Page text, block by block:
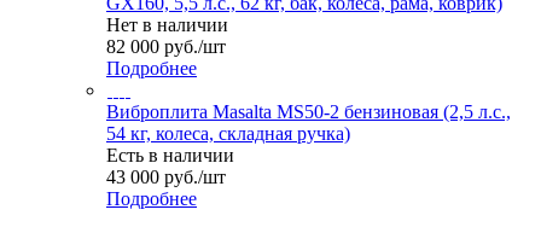
Нет в наличии
82 000 руб./шт
Подробнее
Виброплита Masalta MS50-2 бензиновая (2,5 л.с.,
54 кг, колеса, складная ручка)
Есть в наличии
43 000 руб./шт
Подробнее